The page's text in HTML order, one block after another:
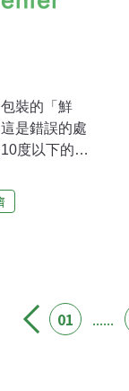
裝的「鮮
是錯誤的處
度以下的規
」就可以不
出，「乳業
溫度以上的
利樂包包
大部分都送
01 ......